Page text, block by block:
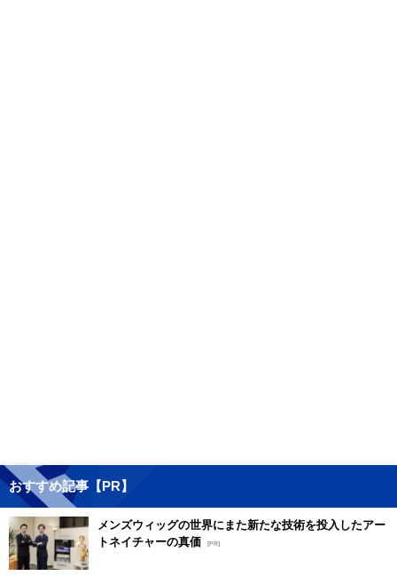
おすすめ記事【PR】
メンズウィッグの世界にまた新たな技術を投入したアー
トネイチャーの真価 [PR]